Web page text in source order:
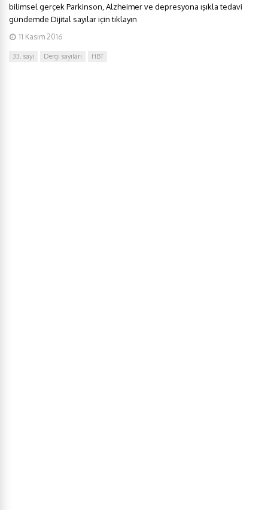
bilimsel gerçek Parkinson, Alzheimer ve depresyona ışıkla tedavi
gündemde Dijital sayılar için tıklayın
11 Kasım 2016
33. sayı Dergi sayıları HBT